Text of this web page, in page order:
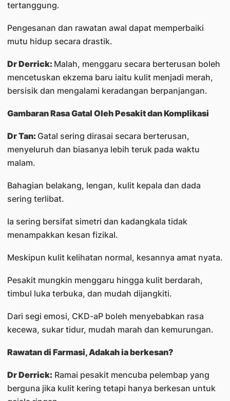
tertanggung.
Pengesanan dan rawatan awal dapat memperbaiki
mutu hidup secara drastik.
Dr Derrick: Malah, menggaru secara berterusan boleh
mencetuskan ekzema baru iaitu kulit menjadi merah,
bersisik dan mengalami keradangan berpanjangan.
Gambaran Rasa Gatal Oleh Pesakit dan Komplikasi
Dr Tan: Gatal sering dirasai secara berterusan,
menyeluruh dan biasanya lebih teruk pada waktu
malam.
Bahagian belakang, lengan, kulit kepala dan dada
sering terlibat.
Ia sering bersifat simetri dan kadangkala tidak
menampakkan kesan fizikal.
Meskipun kulit kelihatan normal, kesannya amat nyata.
Pesakit mungkin menggaru hingga kulit berdarah,
timbul luka terbuka, dan mudah dijangkiti.
Dari segi emosi, CKD-aP boleh menyebabkan rasa
kecewa, sukar tidur, mudah marah dan kemurungan.
Rawatan di Farmasi, Adakah ia berkesan?
Dr Derrick: Ramai pesakit mencuba pelembap yang
berguna jika kulit kering tetapi hanya berkesan untuk